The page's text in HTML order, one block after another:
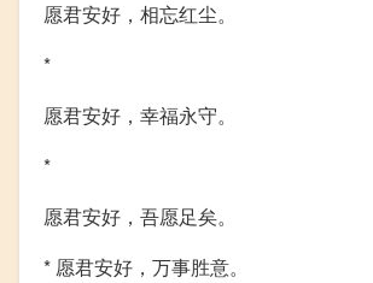
愿君安好，相忘红尘。
*
愿君安好，幸福永守。
*
愿君安好，吾愿足矣。
* 愿君安好，万事胜意。